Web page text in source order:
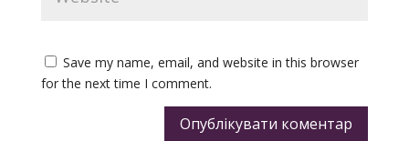
Save my name, email, and website in this browser
for the next time I comment.
Опублікувати коментар